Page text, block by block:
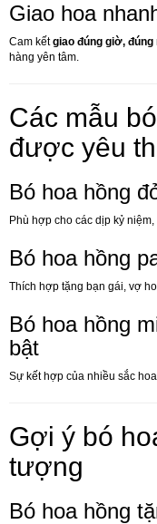
Giao hoa
Cam kếtgiao đúng giờ, đúng
hàng yên tâm.
Các mẫu
được yêu
Bó hoa hồng
Phù hợp cho các dịp kỷ
Bó hoa hồng
Thích hợp tặng bạn gái, vợ
Bó hoa hồng
bật
Sự kết hợp của nhiều sắc
Gợi ý bó
tượng
Bó hoa hồng